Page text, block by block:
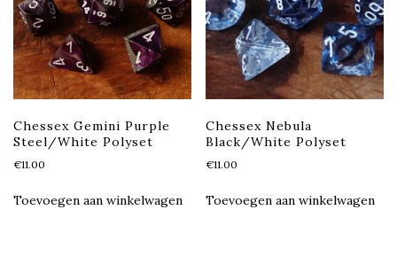
Chessex Gemini Purple
Steel/White Polyset
€11.00
Toevoegen aan winkelwagen
Chessex Nebula
Black/White Polyset
€11.00
Toevoegen aan winkelwagen